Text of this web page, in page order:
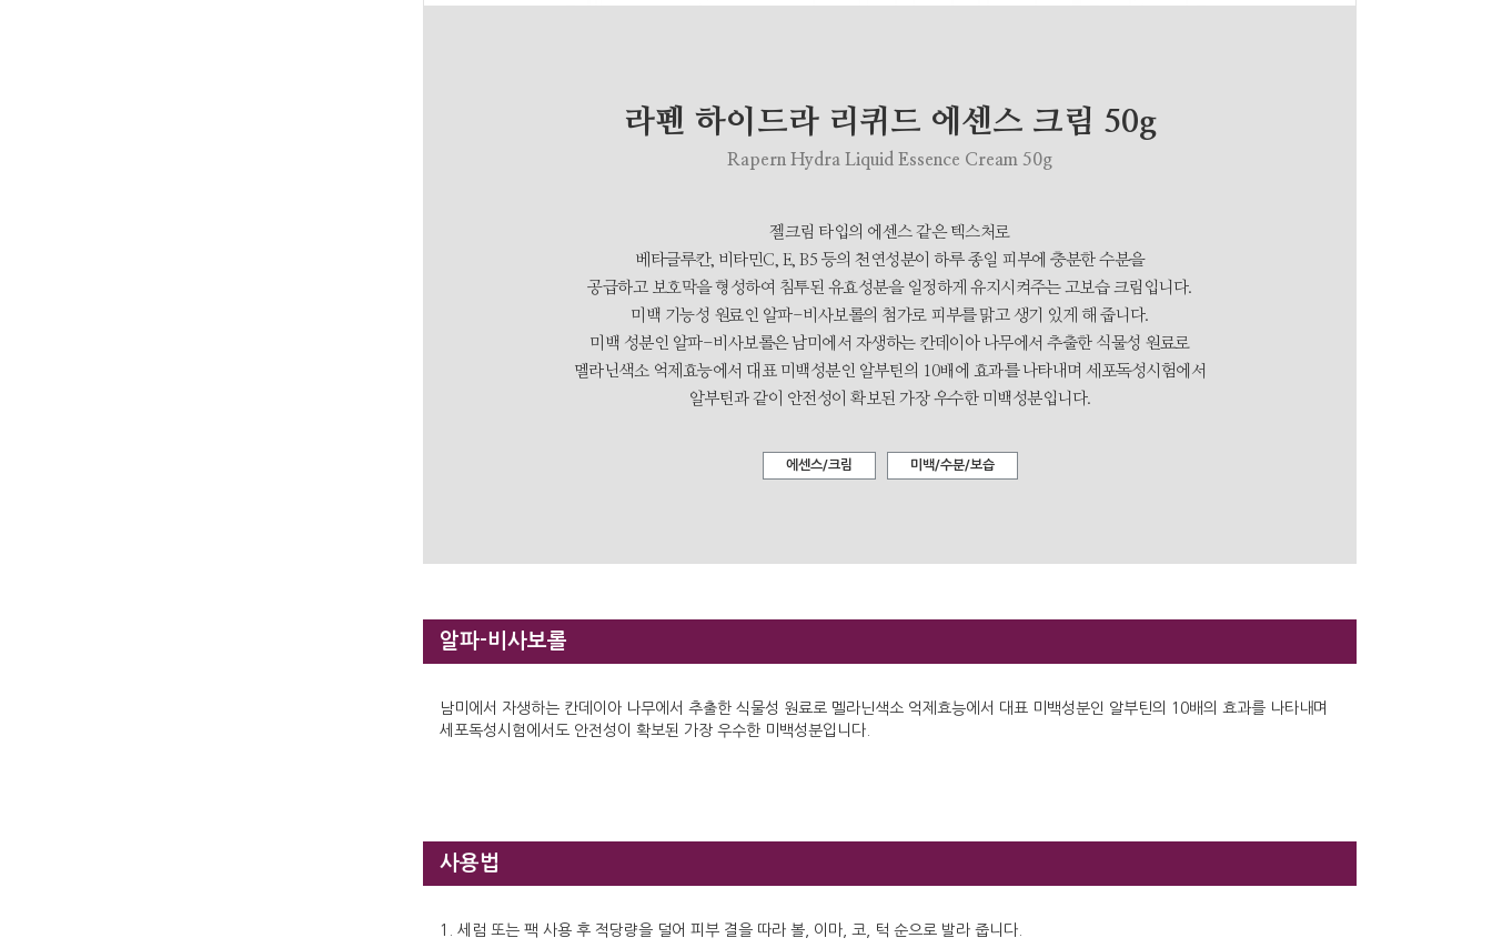
라펜 하이드라 리퀴드 에센스 크림 50g
Rapern Hydra Liquid Essence Cream 50g
젤크림 타입의 에센스 같은 텍스처로
베타글루칸, 비타민C, E, B5 등의 천연성분이 하루 종일 피부에 충분한 수분을
공급하고 보호막을 형성하여 침투된 유효성분을 일정하게 유지시켜주는 고보습 크림입니다.
미백 기능성 원료인 알파-비사보롤의 첨가로 피부를 맑고 생기 있게 해 줍니다.
미백 성분인 알파-비사보롤은 남미에서 자생하는 칸데이아 나무에서 추출한 식물성 원료로
멜라닌색소 억제효능에서 대표 미백성분인 알부틴의 10배에 효과를 나타내며 세포독성시험에서
알부틴과 같이 안전성이 확보된 가장 우수한 미백성분입니다.
에센스/크림 미백/수분/보습
알파-비사보롤
남미에서 자생하는 칸데이아 나무에서 추출한 식물성 원료로 멜라닌색소 억제효능에서 대표 미백성분인 알부틴의 10배의 효과를 나타내며
세포독성시험에서도 안전성이 확보된 가장 우수한 미백성분입니다.
사용법
1. 세럼 또는 팩 사용 후 적당량을 덜어 피부 결을 따라 볼, 이마, 코, 턱 순으로 발라 줍니다.